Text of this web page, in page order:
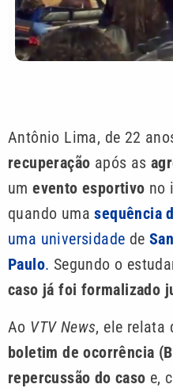
Antônio Lima, de 22
recuperação após as
umevento esportivo no
quando umasequência
uma universidade de
Paulo. Segundo o
caso já foi formalizado
Ao VTV News, ele relata
boletim de ocorrência
repercussão do caso e,